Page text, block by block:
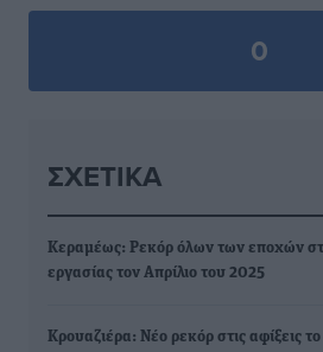
0
ΣΧΕΤΙΚΆ
Κεραμέως: Ρεκόρ όλων των εποχών
εργασίας τον Απρίλιο του 2025
Κρουαζιέρα: Νέο ρεκόρ στις αφίξεις